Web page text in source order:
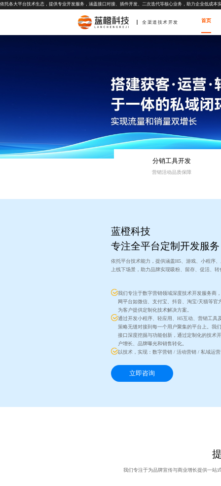
依托各大平台技术生态，提供专业开发服务，涵盖接口对接、插件开发、二次迭代等核心业务，助力企业低成本
全渠道技术开发 首页
分销工具开发
营销活动品质保障
蓝橙科技
专注全平台定制开发服务
依托平台技术能力，提供涵盖H5、游戏、小程序
上线下场景，助力品牌实现吸粉、留存、促活、
我们专注于数字营销领域深度技术开发服务商
网平台如微信、支付宝、抖音、淘宝/天猫等官
为客户提供定制化技术解决方案。
通过开发小程序、轻应用、H5互动、营销工具
策略无缝对接到每一个用户聚集的平台上。我
接口深度挖掘与功能创新，通过定制化的技术
户增长、品牌曝光和销售转化。
以技术，实现：数字营销 / 活动营销 / 私域运
立即咨询
我们专注于为品牌宣传与商业增长提供一站